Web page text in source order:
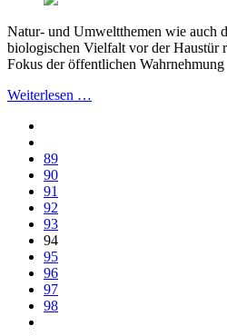
Natur- und Umweltthemen wie auch
biologischen Vielfalt vor der Haustür
Fokus der öffentlichen Wahrnehmung
Weiterlesen …
89
90
91
92
93
94
95
96
97
98